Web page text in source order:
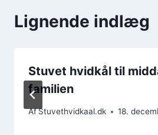
Lignende indlæg
Stuvet hvidkål til
familien
AfStuvethvidkaal.dk 18.